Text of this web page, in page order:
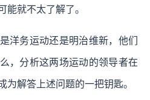
能就不太了解了。
洋务运动还是明治维新，他们
，分析这两场运动的领导者在
为解答上述问题的一把钥匙。